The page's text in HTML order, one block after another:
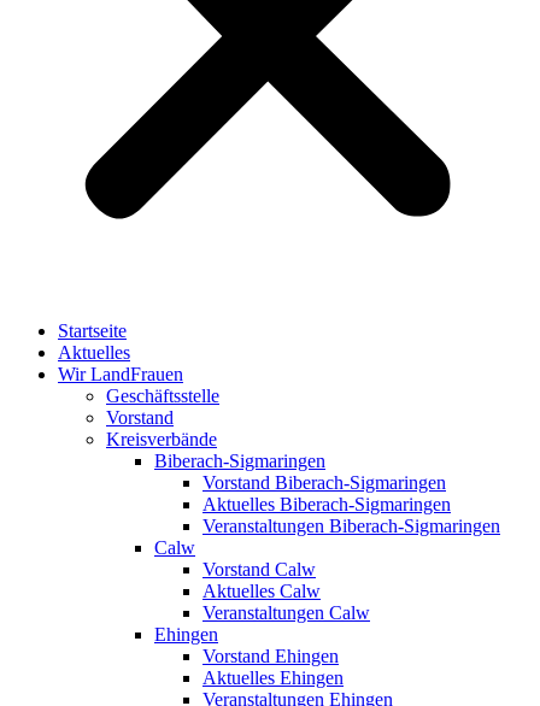
Startseite
Aktuelles
Wir LandFrauen
Geschäftsstelle
Vorstand
Kreisverbände
Biberach-Sigmaringen
Vorstand Biberach-Sigmaringen
Aktuelles Biberach-Sigmaringen
Veranstaltungen Biberach-Sigmaringen
Calw
Vorstand Calw
Aktuelles Calw
Veranstaltungen Calw
Ehingen
Vorstand Ehingen
Aktuelles Ehingen
Veranstaltungen Ehingen